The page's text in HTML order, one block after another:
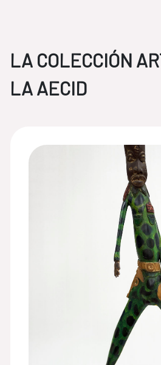
LA COLECCIÓN
LA AECID